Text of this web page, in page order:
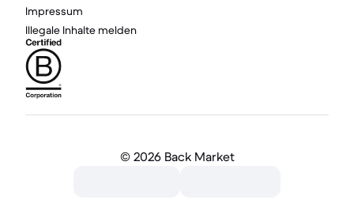
Impressum
Illegale Inhalte melden
© 2026 Back Market